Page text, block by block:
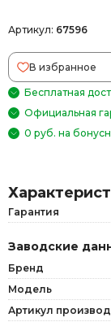
Артикул: 67596
В избранное
Бесплатная
Официальная
0 руб. на
Гарантия
Заводские
Бренд
Модель
Артикул